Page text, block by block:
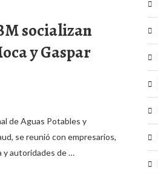
socializan
y Gaspar
de Aguas Potables y
se reunió con empresarios,
y autoridades de …